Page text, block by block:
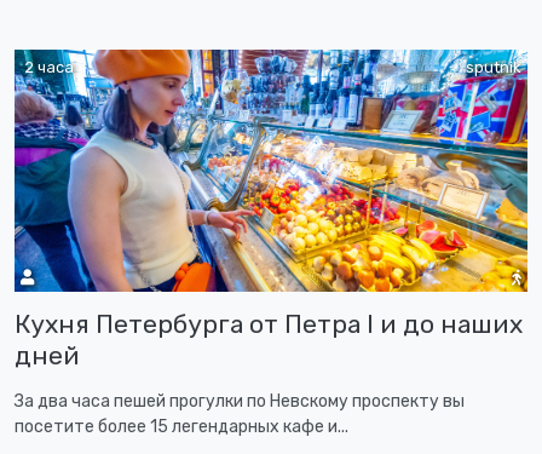
sputnik
2 часа
Кухня Петербурга от Петра I и до наших
дней
За два часа пешей прогулки по Невскому проспекту вы
посетите более 15 легендарных кафе и...